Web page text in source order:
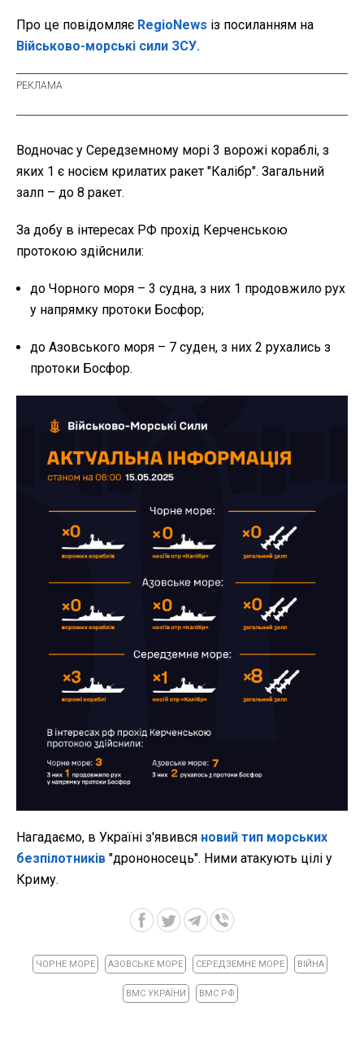
Про це повідомляє RegioNews із посиланням на
Військово-морські сили ЗСУ.
Водночас у Середземному морі 3 ворожі кораблі, з
яких 1 є носієм крилатих ракет "Калібр". Загальний
залп – до 8 ракет.
За добу в інтересах РФ прохід Керченською
протокою здійснили:
до Чорного моря – 3 судна, з них 1 продовжило рух
у напрямку протоки Босфор;
до Азовського моря – 7 суден, з них 2 рухались з
протоки Босфор.
Нагадаємо, в Україні з'явився новий тип морських
безпілотників "дрононосець". Ними атакують цілі у
Криму.
ЧОРНЕ МОРЕ АЗОВСЬКЕ МОРЕ СЕРЕДЗЕМНЕ МОРЕ ВІЙНА
ВМС УКРАЇНИ ВМС РФ